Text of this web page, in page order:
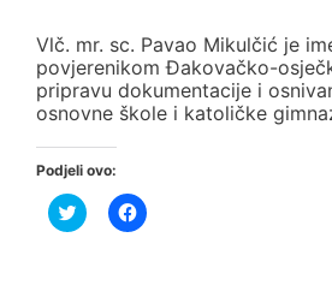
Vlč. mr. sc. Pavao Mikulčić je
povjerenikom Đakovačko-
pripravu dokumentacije i
osnovne škole i katoličke
Podjeli ovo:
P
o
K
l